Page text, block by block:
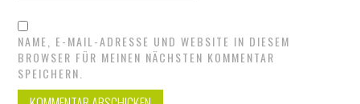
NAME, E-MAIL-ADRESSE UND WEBSITE IN DIESEM
BROWSER FÜR MEINEN NÄCHSTEN KOMMENTAR
SPEICHERN.